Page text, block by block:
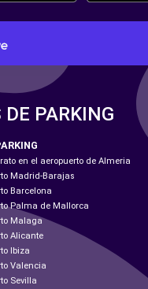
PARKING
en el aeropuerto de Almeria
Madrid-Barajas
Barcelona
Palma de Mallorca
Malaga
Alicante
Ibiza
Valencia
Sevilla